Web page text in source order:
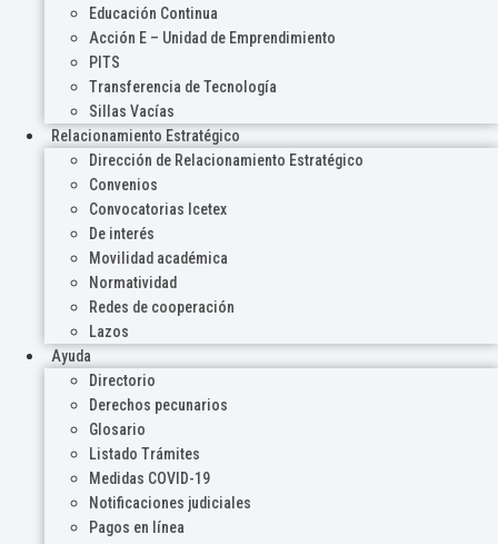
Educación Continua
Acción E – Unidad de Emprendimiento
PITS
Transferencia de Tecnología
Sillas Vacías
Relacionamiento Estratégico
Dirección de Relacionamiento Estratégico
Convenios
Convocatorias Icetex
De interés
Movilidad académica
Normatividad
Redes de cooperación
Lazos
Ayuda
Directorio
Derechos pecunarios
Glosario
Listado Trámites
Medidas COVID-19
Notificaciones judiciales
Pagos en línea